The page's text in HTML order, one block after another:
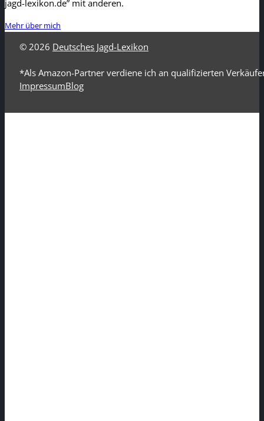
jagd-lexikon.de” mit anderen.
Mehr über mich
© 2026 Deutsches Jagd-Lexikon
*Als Amazon-Partner verdiene ich an qualifizierten
ImpressumBlog